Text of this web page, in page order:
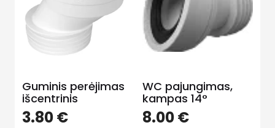
Guminis perėjimas
išcentrinis
3.80€
WC pajungimas,
kampas 14°
8.00€